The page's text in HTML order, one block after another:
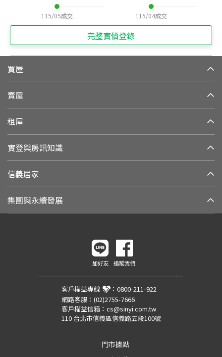
115/05成交 115/04成交
完整實價登錄
買屋
賣屋
租屋
實登與房訊知識
信義居家
集團與永續發展
加好友 追蹤我們
客戶權益專線 ： 0800-211-922
網路客服： (02)2755-7666
客戶權益信箱： cs@sinyi.com.tw
110 台北市信義區信義路五段100號
門市據點